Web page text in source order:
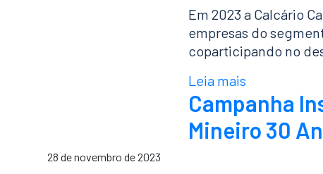
Em 2023 a Calcário
empresas do
coparticipando no
Leia mais
Campanha
Mineiro 30
28 de novembro de 2023